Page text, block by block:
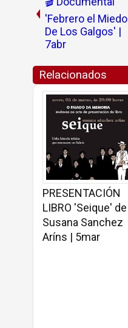
'Febrero el Miedo
De Los Galgos' |
7abr
Relacionados
PRESENTACIÓN
LIBRO 'Seique' de
Susana Sanchez
Aríns | 5mar